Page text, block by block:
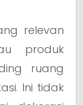
relevan
produk
ruang
Ini tidak